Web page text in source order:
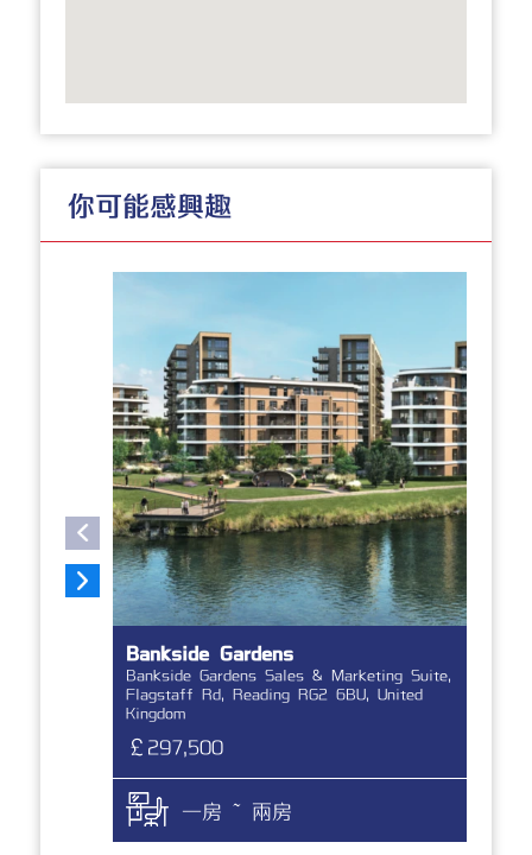
你可能感興趣
Bankside Gardens
Bankside Gardens Sales & Marketing Suite,
Flagstaff Rd, Reading RG2 6BU, United
Kingdom
￡297,500
一房 ~ 兩房